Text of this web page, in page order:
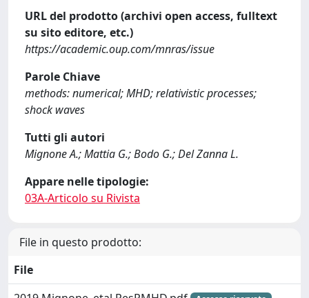
URL del prodotto (archivi open access, fulltext
su sito editore, etc.)
https://academic.oup.com/mnras/issue
Parole Chiave
methods: numerical; MHD; relativistic processes;
shock waves
Tutti gli autori
Mignone A.; Mattia G.; Bodo G.; Del Zanna L.
Appare nelle tipologie:
03A-Articolo su Rivista
File in questo prodotto:
File